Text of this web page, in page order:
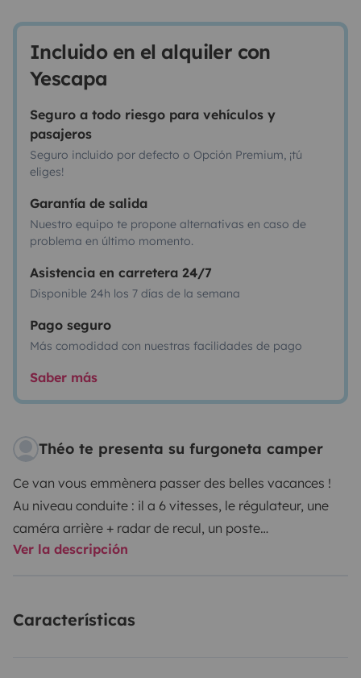
Incluido en el alquiler con
Yescapa
Seguro a todo riesgo para vehículos y
pasajeros
Seguro incluido por defecto o Opción Premium, ¡tú
eliges!
Garantía de salida
Nuestro equipo te propone alternativas en caso de
problema en último momento.
Asistencia en carretera 24/7
Disponible 24h los 7 días de la semana
Pago seguro
Más comodidad con nuestras facilidades de pago
Saber más
Théo te presenta su furgoneta camper
Ce van vous emmènera passer des belles vacances !
Au niveau conduite : il a 6 vitesses, le régulateur, une
caméra arrière + radar de recul, un poste
radio/bluetooth, climatisation. Il roule très bien en
Ver la descripción
Características